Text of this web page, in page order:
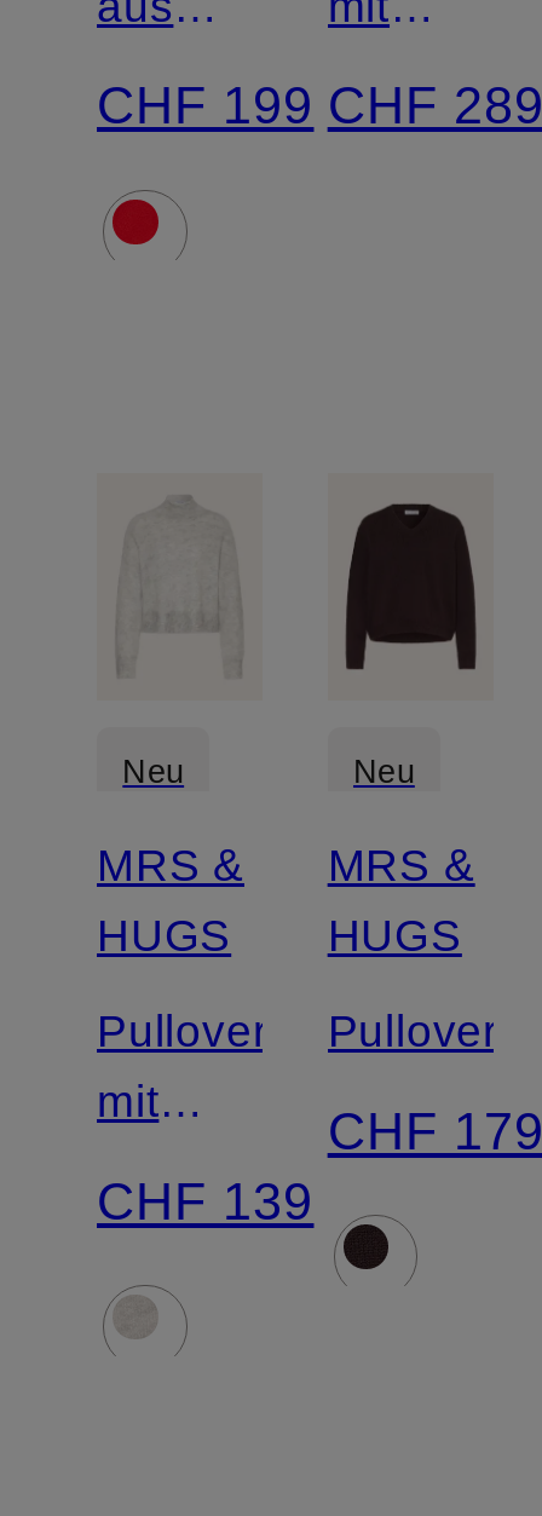
Cashmere
CHF 199 CHF
Neu
Zertifiziert
MRS &
HUGS
Pullover
mit
Mohair
CHF 139
Neu
Zertifiziert
MRS &
HUGS
Pullover
CHF